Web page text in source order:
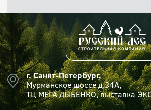
г. Санкт-Петербург,
Мурманское шоссе д.34А,
ТЦ МЕГА ДЫБЕНКО, выставка